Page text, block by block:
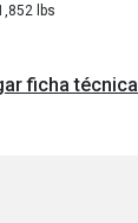
lbs
ficha técnica